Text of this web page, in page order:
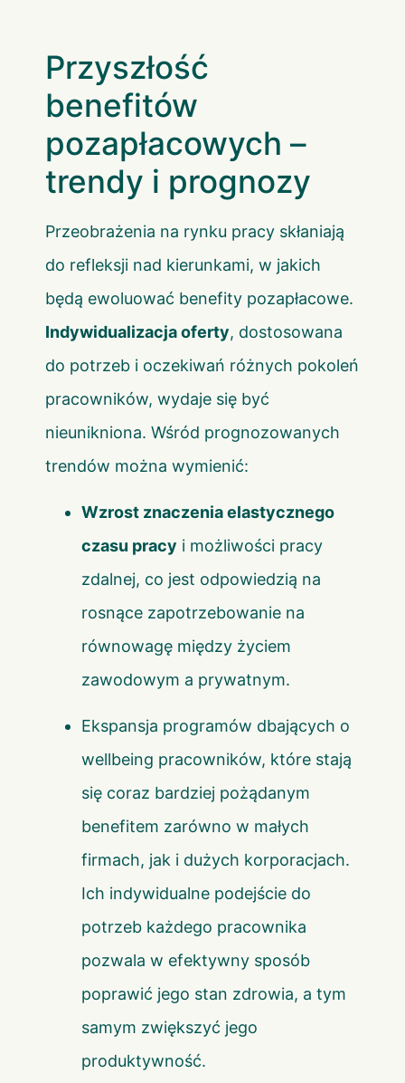
Przyszłość
benefitów
pozapłacowych –
trendy i prognozy
Przeobrażenia na rynku pracy skłaniają
do refleksji nad kierunkami, w jakich
będą ewoluować benefity pozapłacowe.
Indywidualizacja oferty, dostosowana
do potrzeb i oczekiwań różnych pokoleń
pracowników, wydaje się być
nieunikniona. Wśród prognozowanych
trendów można wymienić:
Wzrost znaczenia elastycznego
czasu pracy i możliwości pracy
zdalnej, co jest odpowiedzią na
rosnące zapotrzebowanie na
równowagę między życiem
zawodowym a prywatnym.
Ekspansja programów dbających o
wellbeing pracowników, które stają
się coraz bardziej pożądanym
benefitem zarówno w małych
firmach, jak i dużych korporacjach.
Ich indywidualne podejście do
potrzeb każdego pracownika
pozwala w efektywny sposób
poprawić jego stan zdrowia, a tym
samym zwiększyć jego
produktywność.